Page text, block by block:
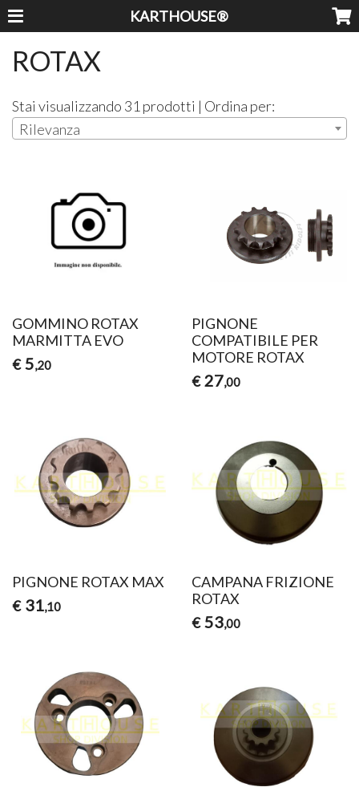
KARTHOUSE®
ROTAX
Stai visualizzando 31 prodotti | Ordina per:
Rilevanza
GOMMINO ROTAX
MARMITTA EVO
€ 5,20
PIGNONE
COMPATIBILE PER
MOTORE ROTAX
€ 27,00
PIGNONE ROTAX MAX
€ 31,10
CAMPANA FRIZIONE
ROTAX
€ 53,00